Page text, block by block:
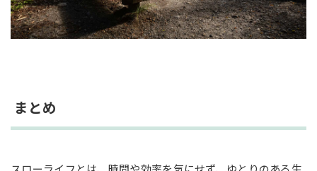
まとめ